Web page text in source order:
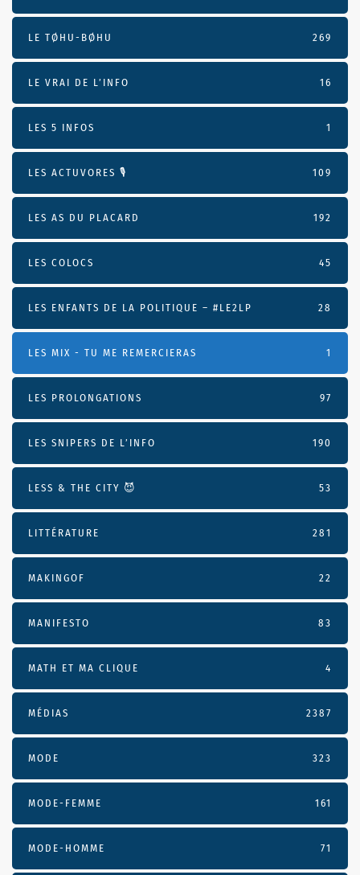
LE TØHU-BØHU 269
LE VRAI DE L’INFO 16
LES 5 INFOS 1
LES ACTUVORES 🎙 109
LES AS DU PLACARD 192
LES COLOCS 45
LES ENFANTS DE LA POLITIQUE – #LE2LP 28
LES MIX - TU ME REMERCIERAS 1
LES PROLONGATIONS 97
LES SNIPERS DE L’INFO 190
LESS & THE CITY 😈 53
LITTÉRATURE 281
MAKINGOF 22
MANIFESTO 83
MATH ET MA CLIQUE 4
MÉDIAS 2387
MODE 323
MODE-FEMME 161
MODE-HOMME 71